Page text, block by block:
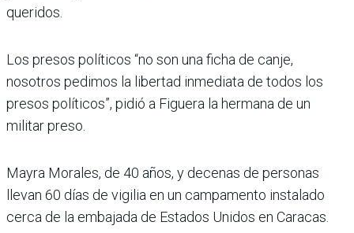
queridos.
Los presos políticos “no son una ficha de canje,
nosotros pedimos la libertad inmediata de todos los
presos políticos”, pidió a Figuera la hermana de un
militar preso.
Mayra Morales, de 40 años, y decenas de personas
llevan 60 días de vigilia en un campamento instalado
cerca de la embajada de Estados Unidos en Caracas.